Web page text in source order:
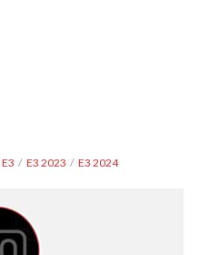
E3 E3 2023 E3 2024